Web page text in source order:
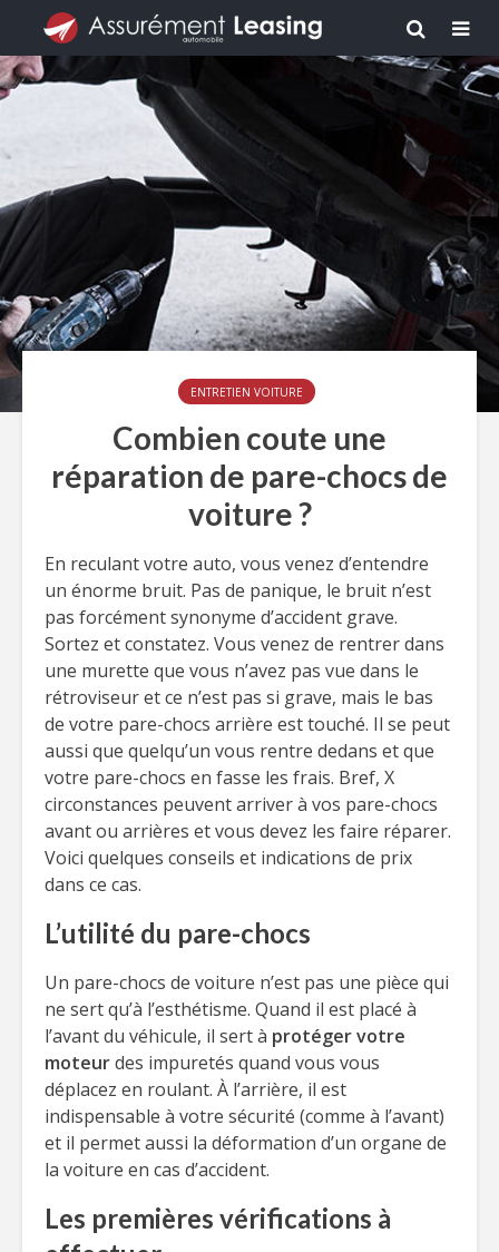
ENTRETIEN VOITURE
Combien coute une
réparation de pare-chocs de
voiture ?
En reculant votre auto, vous venez d’entendre
un énorme bruit. Pas de panique, le bruit n’est
pas forcément synonyme d’accident grave.
Sortez et constatez. Vous venez de rentrer dans
une murette que vous n’avez pas vue dans le
rétroviseur et ce n’est pas si grave, mais le bas
de votre pare-chocs arrière est touché. Il se peut
aussi que quelqu’un vous rentre dedans et que
votre pare-chocs en fasse les frais. Bref, X
circonstances peuvent arriver à vos pare-chocs
avant ou arrières et vous devez les faire réparer.
Voici quelques conseils et indications de prix
dans ce cas.
L’utilité du pare-chocs
Un pare-chocs de voiture n’est pas une pièce qui
ne sert qu’à l’esthétisme. Quand il est placé à
l’avant du véhicule, il sert à protéger votre
moteurdes impuretés quand vous vous
déplacez en roulant. À l’arrière, il est
indispensable à votre sécurité (comme à l’avant)
et il permet aussi la déformation d’un organe de
la voiture en cas d’accident.
Les premières vérifications à